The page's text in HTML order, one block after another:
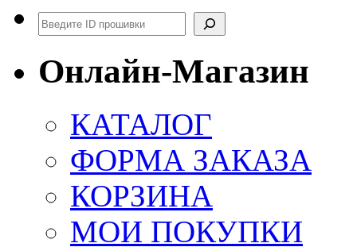
Поиск
Онлайн-Магазин
КАТАЛОГ
ФОРМА ЗАКАЗА
КОРЗИНА
МОИ ПОКУПКИ